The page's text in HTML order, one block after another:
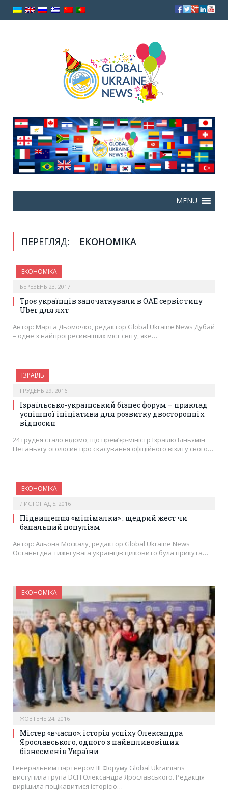
ПЕРЕГЛЯД: ЕКОНОМІКА
ЕКОНОМІКА
БЕРЕЗЕНЬ 23, 2017
Троє українців започаткували в ОАЕ сервіс типу
Uber для яхт
Автор: Марта Дьомочко, редактор Global Ukraine News Дубай
– одне з найпрогресивніших міст світу, яке…
ІЗРАЇЛЬ
ГРУДЕНЬ 29, 2016
Ізраїльсько-український бізнес форум – приклад
успішної ініціативи для розвитку двосторонніх
відносин
24 грудня стало відомо, що прем’єр-міністр Ізраїлю Біньямін
Нетаньягу оголосив про скасування офіційного візиту свого…
ЕКОНОМІКА
ЛИСТОПАД 5, 2016
Підвищення «мінімалки» : щедрий жест чи
банальний популізм
Автор: Альона Москалу, редактор Global Ukraine News
Останні два тижні увага українців цілковито була прикута…
ЕКОНОМІКА
ЖОВТЕНЬ 24, 2016
Містер «вчасно»: історія успіху Олександра
Ярославського, одного з найвпливовіших
бізнесменів України
Генеральним партнером III Форуму Global Ukrainians
виступила група DCH Олександра Ярославського. Редакція
вирішила поцікавитися історією…